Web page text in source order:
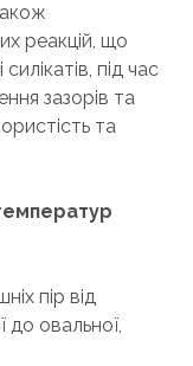
реакцій, що
під час
зазорів та
та
пір від
до овальної,